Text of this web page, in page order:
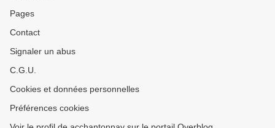
Pages
Contact
Signaler un abus
C.G.U.
Cookies et données personnelles
Préférences cookies